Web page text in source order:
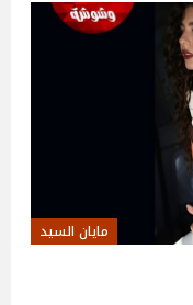
مايان السيد